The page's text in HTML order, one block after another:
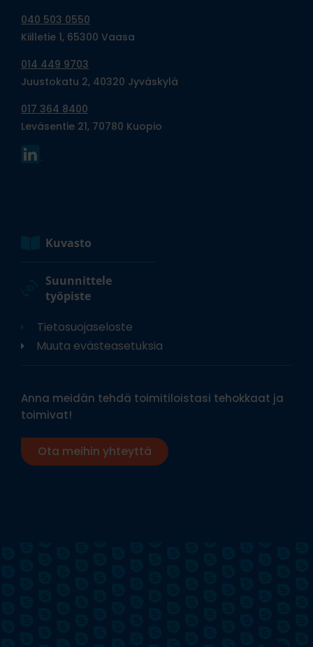
040 503 0550
Kiilletie 1, 65300 Vaasa
014 449 9703
Juustokatu 2, 40320 Jyväskylä
017 364 8400
Leväsentie 21, 70780 Kuopio
Kuvasto
Suunnittele
työpiste
Tietosuojaseloste
Muuta evästeasetuksia
Anna meidän tehdä toimitiloistasi tehokkaat ja
toimivat!
Ota meihin yhteyttä